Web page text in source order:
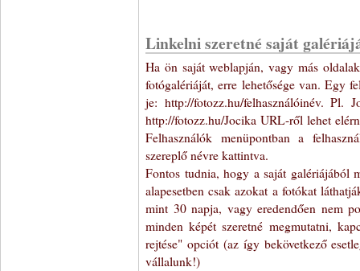
Linkelni szeretné saját
Ha ön saját weblapján, vagy más
fotógalériáját, erre lehetősége van. Egy
je: http://fotozz.hu/felhasználóinév. Pl.
http://fotozz.hu/Jocika URL-ről lehet
Felhasználók menüpontban a
szereplő névre kattintva.
Fontos tudnia, hogy a saját galériájából
alapesetben csak azokat a fotókat
mint 30 napja, vagy eredendően nem
minden képét szeretné megmutatni,
rejtése" opciót (az így bekövetkező
vállalunk!)